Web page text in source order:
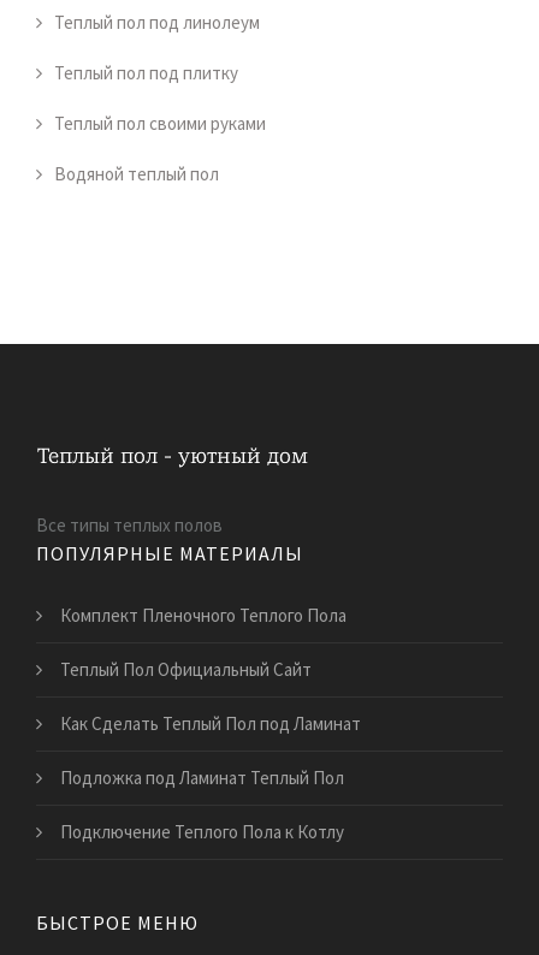
Теплый пол под линолеум
Теплый пол под плитку
Теплый пол своими руками
Водяной теплый пол
Все типы теплых полов
ПОПУЛЯРНЫЕ МАТЕРИАЛЫ
Комплект Пленочного Теплого Пола
Теплый Пол Официальный Сайт
Как Сделать Теплый Пол под Ламинат
Подложка под Ламинат Теплый Пол
Подключение Теплого Пола к Котлу
БЫСТРОЕ МЕНЮ